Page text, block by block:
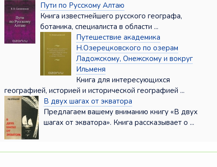
Пути по Русскому Алтаю
Книга известнейшего русского географа,
ботаника, специалиста в области ...
Путешествие академика
Н.Озерецковского по озерам
Ладожскому, Онежскому и вокруг
Ильменя
Книга для интересующихся
географией, историей и исторической географией ...
В двух шагах от экватора
Предлагаем вашему вниманию книгу «В двух
шагах от экватора». Книга рассказывает о ...